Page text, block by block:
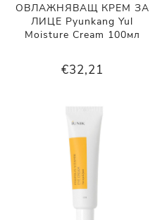
ОВЛАЖНЯВАЩ КРЕМ ЗА
ЛИЦЕ Pyunkang Yul
Moisture Cream 100мл
€32,21